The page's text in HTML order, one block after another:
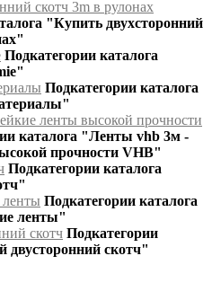
скотч 3m в рулонах
"Купить двухсторонний
Подкатегории каталога
Подкатегории каталога
ленты высокой прочности
каталога "Ленты vhb 3м -
прочности VHB"
Подкатегории каталога
Подкатегории каталога
ленты"
скотч Подкатегории
двусторонний скотч"